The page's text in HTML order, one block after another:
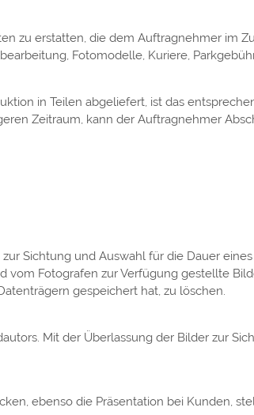
zu erstatten, die dem Auftragnehmer im
Fotomodelle, Kuriere,
in Teilen abgeliefert, ist das
Zeitraum, kann der Auftragnehmer
Sichtung und Auswahl für die Dauer
Fotografen zur Verfügung gestellte
gespeichert hat, zu löschen.
Mit der Überlassung der Bilder zur
ebenso die Präsentation bei Kunden,